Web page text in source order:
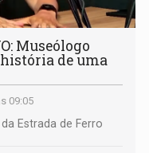
Museólogo
de uma
09:05
Estrada de Ferro